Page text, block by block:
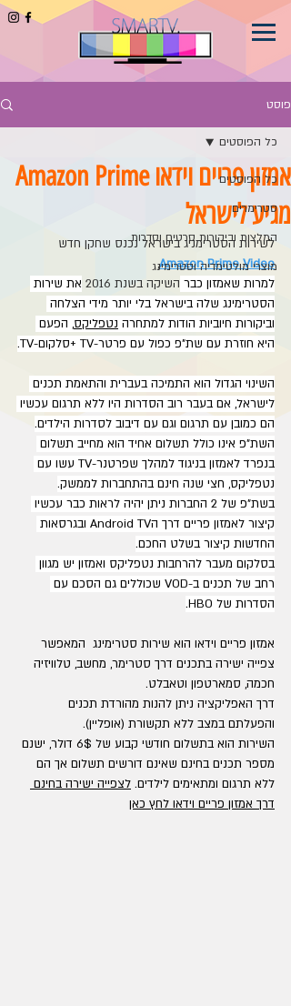
פוסט
כל הפוסטים
סטרימרים
המלצות וביקורות סרטים וסדרות
מוצרי מולטימדיה וסטרימינג
כל הפוסטים
אמזון פריים וידאו Amazon Prime
מגיע לישראל
לשירות הסטרימניג בישראל נכנס שחקן חדש
Amazon Prime Video
,
למרות שאמזון כבר השיקה בשנת 2016
את שירות
הסטרימינג שלה בישראל בלי יותר מידי הצלחה
וביקורות חיוביות הודות למתחרה נטפליקס, הפעם
היא חוזרת עם שת"פ כפול עם פרטר-TV +סלקום-TV.
השינוי הגדול הוא התמיכה בעברית והתאמת תכנים
לישראל, אם בעבר רוב הסדרות היו ללא תרגום עכשיו
הם כמובן עם תרגום וגם עם דיבוב לסדרות הילדים.
השת"פ אינו כולל תשלום אחיד הוא מחייב תשלום
בנפרד לאמזון בניגוד למהלך שפרטנר-TV עשו עם
נטפליקס, חצי שנה חינם בהתחברות לממשק.
בשת"פ של 2 החברות ניתן יהיה לראות כבר עכשיו
קיצור לאמזון פריים דרך הAndroid TV ובגרסאות
החדשות קיצור בשלט החכם.
בסלקום מעבר להרחבות נטפליקס ואמזון יש מגוון
רחב של תכנים ב-VOD שכוללים גם הסכם עם
הסדרות של HBO.
אמזון פריים וידאו הוא שירות סטרימינג  המאפשר
צפייה ישירה בתכנים דרך סטרימר, מחשב, טלוויזיה
חכמה, סמארטפון וטאבלט.
דרך האפליקציה ניתן להנות מהורדת תכנים
והפעלתם במצב ללא תקשורת (אופליין).
השירות הוא בתשלום חודשי קבוע של 6$ דולר, ישנם
מספר תכנים בחינם שאינם דורשים תשלום אך הם
ללא תרגום ומתאימים לילדים. לצפייה ישירה בחינם
דרך אמזון פריים וידאו לחץ כאן